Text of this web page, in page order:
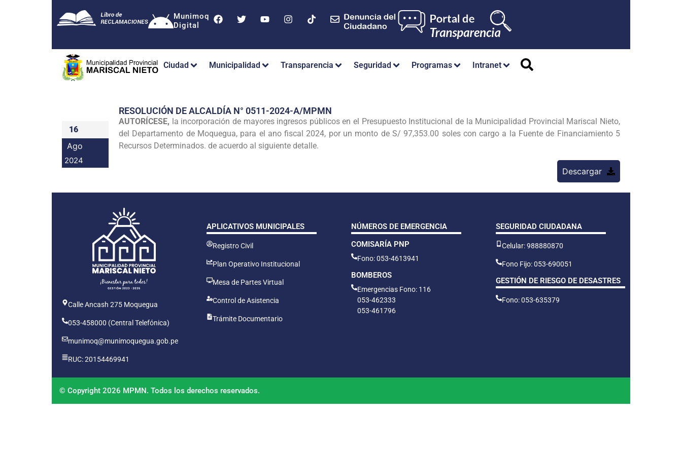
Munimoq
Digital
Ciudad Municipalidad Transparencia Seguridad Programas Intranet
16
Ago
2024
RESOLUCIÓN DE ALCALDÍA N° 0511-2024-A/MPMN
AUTORÍCESE, la incorporación de mayores ingresos públicos en el Presupuesto Institucional de la Municipalidad Provincial Mariscal Nieto,
del Departamento de Moquegua, para el ano fiscal 2024, por un monto de S/ 97,353.00 soles con cargo a la Fuente de Financiamiento 5
Recursos Determinados. de acuerdo al siguiente detalle.
Descargar
Calle Ancash 275 Moquegua
053-458000 (Central Telefónica)
munimoq@munimoquegua.gob.pe
RUC: 20154469941
APLICATIVOS MUNICIPALES
Registro Civil
Plan Operativo Institucional
Mesa de Partes Virtual
Control de Asistencia
Trámite Documentario
NÚMEROS DE EMERGENCIA
COMISARÍA PNP
Fono: 053-4613941
BOMBEROS
Emergencias Fono: 116
053-462333
053-461796
SEGURIDAD CIUDADANA
Celular: 988880870
Fono Fijo: 053-690051
GESTIÓN DE RIESGO DE DESASTRES
Fono: 053-635379
© Copyright 2026 MPMN. Todos los derechos reservados.